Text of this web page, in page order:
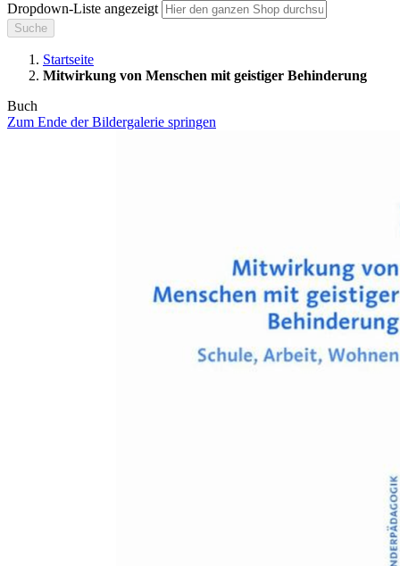
Dropdown-Liste angezeigt
Suche
Startseite
Mitwirkung von Menschen mit geistiger Behinderung
Buch
Zum Ende der Bildergalerie springen